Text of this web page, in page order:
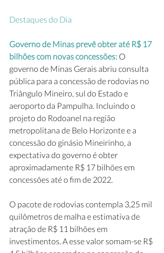
Destaques do Dia
Governo de Minas prevê obter até R$ 17
bilhões com novas concessões: O
governo de Minas Gerais abriu consulta
pública para a concessão de rodovias no
Triângulo Mineiro, sul do Estado e
aeroporto da Pampulha. Incluindo o
projeto do Rodoanel na região
metropolitana de Belo Horizonte e a
concessão do ginásio Mineirinho, a
expectativa do governo é obter
aproximadamente R$ 17 bilhões em
concessões até o fim de 2022.
O pacote de rodovias contempla 3,25 mil
quilômetros de malha e estimativa de
atração de R$ 11 bilhões em
investimentos. A esse valor somam-se R$